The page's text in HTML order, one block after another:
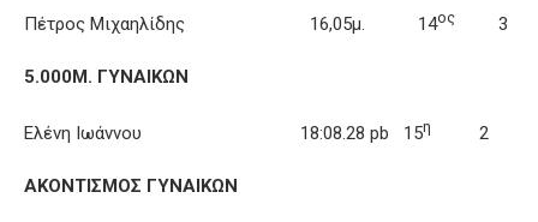
Πέτρος Μιχαηλίδης 16,05μ. 14ος 3
5.000Μ. ΓΥΝΑΙΚΩΝ
Ελένη Ιωάννου 18:08.28 pb 15η 2
ΑΚΟΝΤΙΣΜΟΣ ΓΥΝΑΙΚΩΝ